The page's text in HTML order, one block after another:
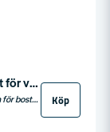
PAX Passad 30 Badrumsfläkt för vägg och tak
Pax Passad 30 är den idealiska lösningen för bostäder som kräver extra ventilation, speciellt i våtrum. Svensktillverkad och designad för att hantera både naturligt självdrag och hus med mekaniska frånluftssystem, erbjuder denna badrumsfläkt en rad funktioner som fuktstyrning och ljussensor. Med Pax Passad 30 slipper du problem med kondens, dålig lukt och mögel i ditt badrum. Köp